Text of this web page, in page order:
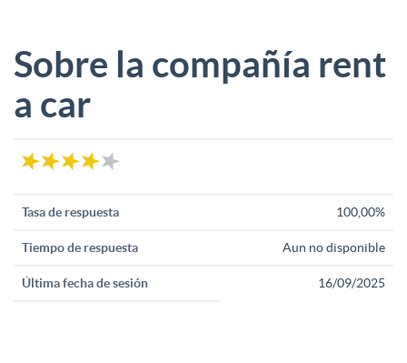
Sobre la compañía rent
a car
Tasa de respuesta 100,00%
Tiempo de respuesta Aun no disponible
Última fecha de sesión 16/09/2025